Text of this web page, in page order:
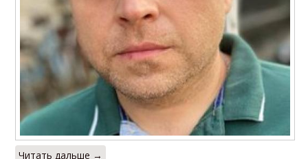
Читать дальше →